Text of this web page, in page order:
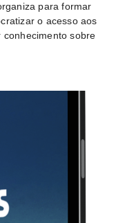
para formar
o acesso aos
conhecimento sobre